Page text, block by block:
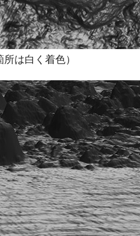
は白く着色）